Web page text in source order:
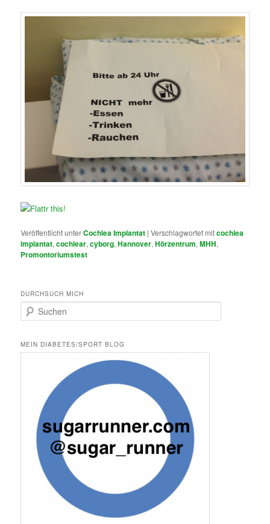
Veröffentlicht unterCochlea Implantat |Verschlagwortet mitcochlea
implantat,cochlear,cyborg,Hannover,Hörzentrum,MHH,
Promontoriumstest
DURCHSUCH MICH
u
h
e
MEIN DIABETES/SPORT BLOG